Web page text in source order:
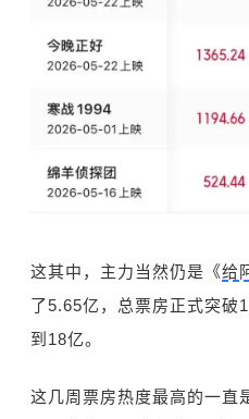
这其中，主力当然仍是《给
了5.65亿，总票房正式突破
到18亿。
这几周票房热度最高的一直